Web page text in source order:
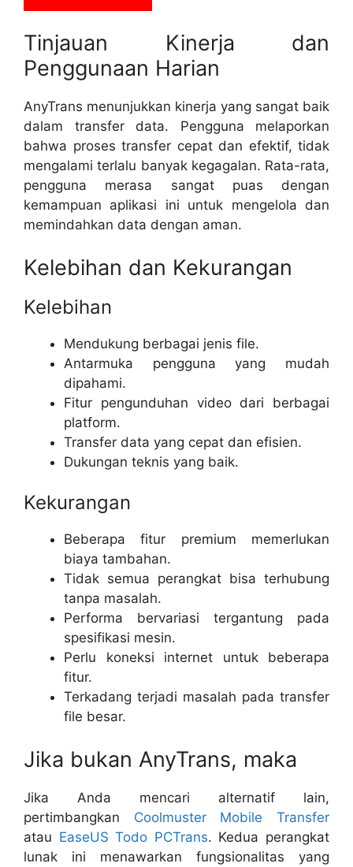
Tinjauan Kinerja dan
Penggunaan Harian
AnyTrans menunjukkan kinerja yang sangat baik
dalam transfer data. Pengguna melaporkan
bahwa proses transfer cepat dan efektif, tidak
mengalami terlalu banyak kegagalan. Rata-rata,
pengguna merasa sangat puas dengan
kemampuan aplikasi ini untuk mengelola dan
memindahkan data dengan aman.
Kelebihan dan Kekurangan
Kelebihan
Mendukung berbagai jenis file.
Antarmuka pengguna yang mudah
dipahami.
Fitur pengunduhan video dari berbagai
platform.
Transfer data yang cepat dan efisien.
Dukungan teknis yang baik.
Kekurangan
Beberapa fitur premium memerlukan
biaya tambahan.
Tidak semua perangkat bisa terhubung
tanpa masalah.
Performa bervariasi tergantung pada
spesifikasi mesin.
Perlu koneksi internet untuk beberapa
fitur.
Terkadang terjadi masalah pada transfer
file besar.
Jika bukan AnyTrans, maka
Jika Anda mencari alternatif lain,
pertimbangkan Coolmuster Mobile Transfer
atau EaseUS Todo PCTrans. Kedua perangkat
lunak ini menawarkan fungsionalitas yang